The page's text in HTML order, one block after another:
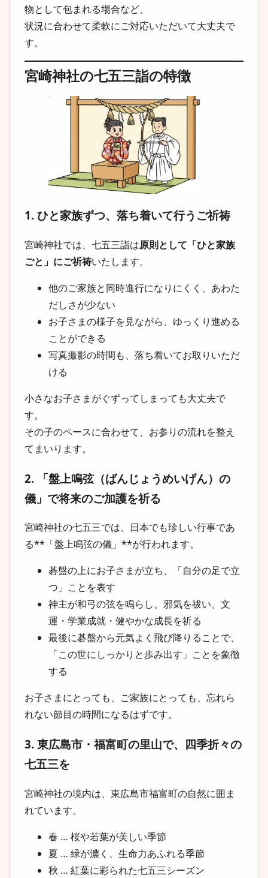
物として包まれる場合など、
状況に合わせて柔軟にご対応いただいて大丈夫で
す。
宮崎神社の七五三詣の特徴
1. ひと家族ずつ、落ち着いて行うご祈祷
宮崎神社では、七五三詣は原則として「ひと家族
ごと」にご祈祷いたします。
他のご家族と同時進行になりにくく、あわた
だしさが少ない
お子さまの様子を見ながら、ゆっくり進める
ことができる
写真撮影の時間も、落ち着いてお取りいただ
ける
小さなお子さまがぐずってしまっても大丈夫で
す。
その子のペースに合わせて、お参りの流れを整え
てまいります。
2. 「盤上鳴弦（ばんじょうめいげん）の
儀」で将来のご加護を祈る
宮崎神社の七五三では、 日本でも珍しい行事であ
る**「盤上鳴弦の儀」**が行われます。
碁盤の上にお子さまが立ち、「自分の足で立
つ」ことを表す
神主が和弓の弦を鳴らし、邪気を祓い、文
運・学業成就・健やかな成長を祈る
最後に碁盤から元気よく飛び降りることで、
「この世にしっかりと歩み出す」ことを象徴
する
お子さまにとっても、ご家族にとっても、忘れら
れない節目の時間になるはずです。
3. 東広島市・福富町の里山で、四季折々の
七五三を
宮崎神社の境内は、東広島市福富町の自然に囲ま
れています。
春 … 桜や若葉が美しい季節
夏 … 緑が濃く、生命力あふれる季節
秋 … 紅葉に彩られた七五三シーズン